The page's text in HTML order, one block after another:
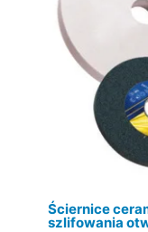
Ściernice
szlifowania